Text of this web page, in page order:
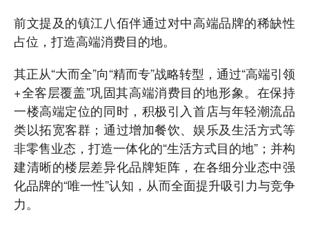
前文提及的镇江八佰伴通过对中高端品牌的稀缺性
占位，打造高端消费目的地。
其正从“大而全”向“精而专”战略转型，通过“高端引领
+全客层覆盖”巩固其高端消费目的地形象。在保持
一楼高端定位的同时，积极引入首店与年轻潮流品
类以拓宽客群；通过增加餐饮、娱乐及生活方式等
非零售业态，打造一体化的“生活方式目的地”；并构
建清晰的楼层差异化品牌矩阵，在各细分业态中强
化品牌的“唯一性”认知，从而全面提升吸引力与竞争
力。